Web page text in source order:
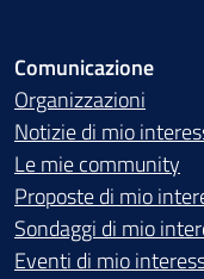
Comunicazione
Organizzazioni
Notizie di mio
Le mie community
Proposte di mio
Sondaggi di mio
Eventi di mio